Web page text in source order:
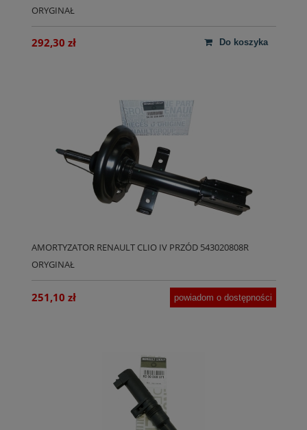
ORYGINAŁ
292,30 zł do koszyka
AMORTYZATOR RENAULT CLIO IV PRZÓD 543020808R
ORYGINAŁ
251,10 zł powiadom o dostępności